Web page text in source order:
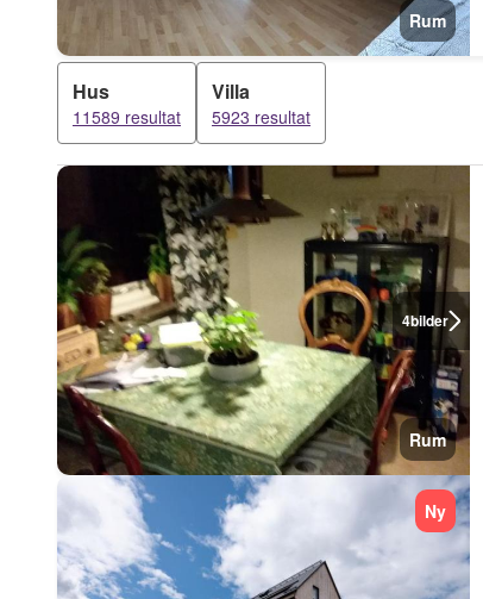
Rum
Hus
11589 resultat
Villa
5923 resultat
4bilder
Rum
Ny